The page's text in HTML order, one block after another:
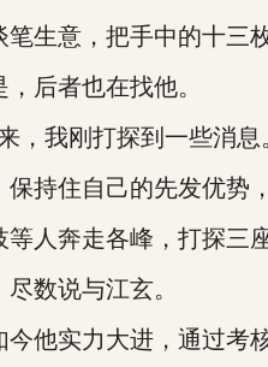
意，把手中的十三枚
后者也在找他。
我刚打探到一些消息
住自己的先发优势，
奔走各峰，打探三座
数说与江玄。
实力大进，通过考核